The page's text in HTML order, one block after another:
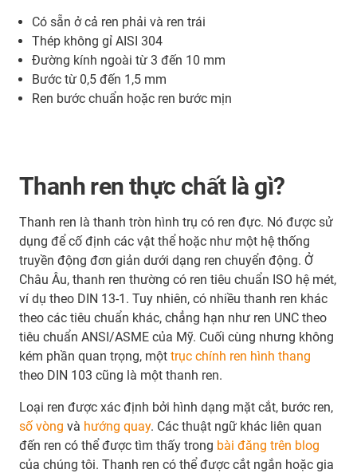
Có sẵn ở cả ren phải và ren trái
Thép không gỉ AISI 304
Đường kính ngoài từ 3 đến 10 mm
Bước từ 0,5 đến 1,5 mm
Ren bước chuẩn hoặc ren bước mịn
Thanh ren thực chất là gì?
Thanh ren là thanh tròn hình trụ có ren đực. Nó được sử
dụng để cố định các vật thể hoặc như một hệ thống
truyền động đơn giản dưới dạng ren chuyển động. Ở
Châu Âu, thanh ren thường có ren tiêu chuẩn ISO hệ mét,
ví dụ theo DIN 13-1. Tuy nhiên, có nhiều thanh ren khác
theo các tiêu chuẩn khác, chẳng hạn như ren UNC theo
tiêu chuẩn ANSI/ASME của Mỹ. Cuối cùng nhưng không
kém phần quan trọng, một trục chính ren hình thang
theo DIN 103 cũng là một thanh ren.
Loại ren được xác định bởi hình dạng mặt cắt, bước ren,
số vòng và hướng quay. Các thuật ngữ khác liên quan
đến ren có thể được tìm thấy trong bài đăng trên blog
của chúng tôi. Thanh ren có thể được cắt ngắn hoặc gia